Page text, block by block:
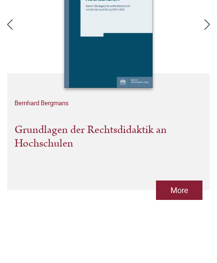
Bernhard Bergmans
Grundlagen der Rechtsdidaktik an
Hochschulen
More